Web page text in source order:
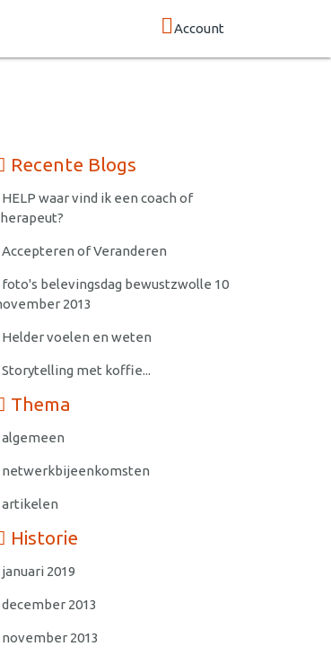
Account
Recente Blogs
HELP waar vind ik een coach of
Accepteren of Veranderen
foto's belevingsdag bewustzwolle 10
2013
Helder voelen en weten
Storytelling met koffie...
Thema
algemeen
netwerkbijeenkomsten
artikelen
Historie
januari 2019
december 2013
november 2013